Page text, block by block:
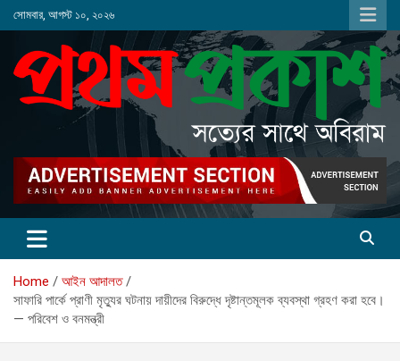
Skip
to
সোমবার, আগস্ট ১০, ২০২৬
Home
আইন আদালত
সাফারি পার্কে প্রাণী মৃত্যুর ঘটনায় দায়ীদের বিরুদ্ধে দৃষ্টান্তমূলক ব্যবস্থা গ্রহণ করা হবে।
— পরিবেশ ও বনমন্ত্রী